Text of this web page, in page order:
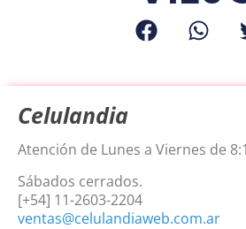
Celulandia
Atención de Lunes a Viernes de
Sábados cerrados.
[+54] 11-2603-2204
ventas@celulandiaweb.com.ar